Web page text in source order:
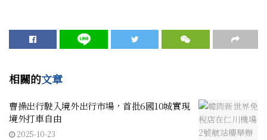
相關的文章
曹操出行駛入境外出行市場，首批6國10城實現
境外打車自由
2025-10-23